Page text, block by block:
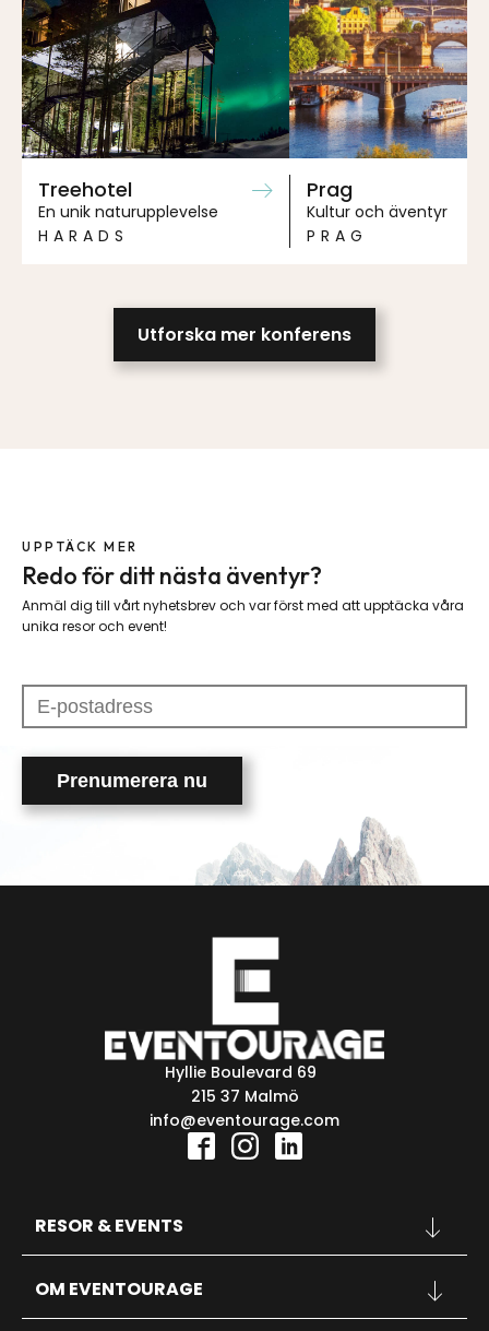
Treehotel
En unik naturupplevelse
HARADS
Prag
Kultur och äventyr
PRAG
Utforska mer konferens
UPPTÄCK MER
Redo för ditt nästa äventyr?
Anmäl dig till vårt nyhetsbrev och var först med att upptäcka våra
unika resor och event!
Please
leave
this
field
empty.
Hyllie Boulevard 69
215 37 Malmö
info@eventourage.com
RESOR & EVENTS
SPORT
KONSERTER
OM EVENTOURAGE